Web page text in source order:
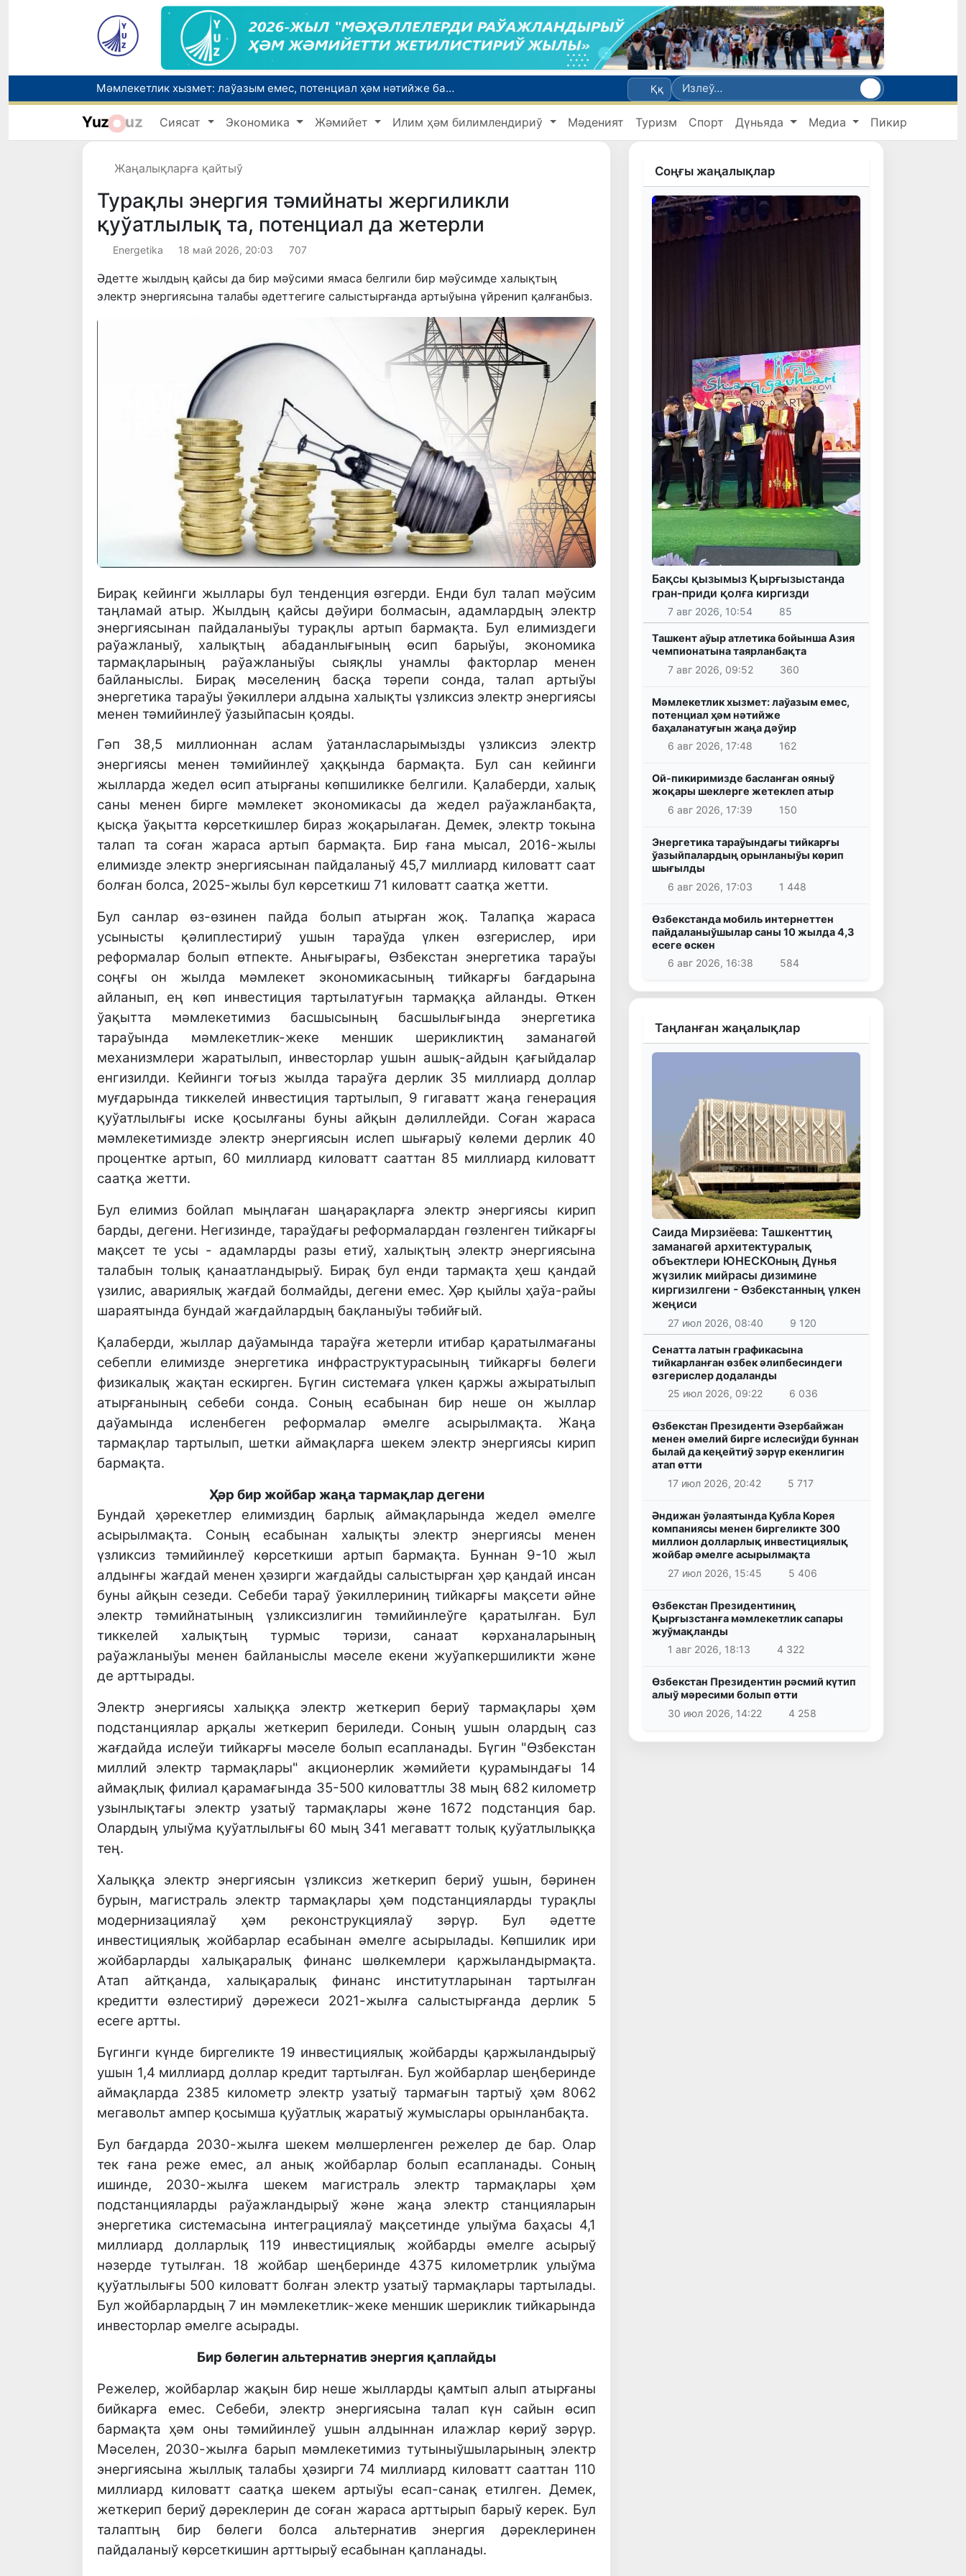
Мәмлекетлик хызмет: лаўазым емес, потенциал ҳәм нәтийже баҳаланатуғын жаңа дәўир
Ой-пикиримизде басланған ояныў жоқары шеклерге жетеклеп атыр
Өзбекстанда мобиль интернеттен пайдаланыўшылар саны 10 жылда 4,3 есеге өскен
Ққ
Yuz uz Сиясат Экономика Жәмийет Илим ҳәм билимлендириў Мәденият Туризм Спорт Дүньяда Медиа Пикир
Жаңалықларға қайтыў
Турақлы энергия тәмийнаты жергиликли
қуўатлылық та, потенциал да жетерли
Energetika 18 май 2026, 20:03 707
Әдетте жылдың қайсы да бир мәўсими ямаса белгили бир мәўсимде халықтың
электр энергиясына талабы әдеттегиге салыстырғанда артыўына үйренип қалғанбыз.
Бирақ кейинги жыллары бул тенденция өзгерди. Енди бул талап мәўсим
таңламай атыр. Жылдың қайсы дәўири болмасын, адамлардың электр
энергиясынан пайдаланыўы турақлы артып бармақта. Бул елимиздеги
раўажланыў, халықтың абаданлығының өсип барыўы, экономика
тармақларының раўажланыўы сыяқлы унамлы факторлар менен
байланыслы. Бирақ мәселениң басқа тәрепи сонда, талап артыўы
энергетика тараўы ўәкиллери алдына халықты үзликсиз электр энергиясы
менен тәмийинлеў ўазыйпасын қояды.
Гәп 38,5 миллионнан аслам ўатанласларымызды үзликсиз электр
энергиясы менен тәмийинлеў ҳаққында бармақта. Бул сан кейинги
жылларда жедел өсип атырғаны көпшиликке белгили. Қалаберди, халық
саны менен бирге мәмлекет экономикасы да жедел раўажланбақта,
қысқа ўақытта көрсеткишлер бираз жоқарылаған. Демек, электр токына
талап та соған жараса артып бармақта. Бир ғана мысал, 2016-жылы
елимизде электр энергиясынан пайдаланыў 45,7 миллиард киловатт саат
болған болса, 2025-жылы бул көрсеткиш 71 киловатт саатқа жетти.
Бул санлар өз-өзинен пайда болып атырған жоқ. Талапқа жараса
усынысты қәлиплестириў ушын тараўда үлкен өзгерислер, ири
реформалар болып өтпекте. Анығырағы, Өзбекстан энергетика тараўы
соңғы он жылда мәмлекет экономикасының тийкарғы бағдарына
айланып, ең көп инвестиция тартылатуғын тармаққа айланды. Өткен
ўақытта мәмлекетимиз басшысының басшылығында энергетика
тараўында мәмлекетлик-жеке меншик шерикликтиң заманагөй
механизмлери жаратылып, инвесторлар ушын ашық-айдын қағыйдалар
енгизилди. Кейинги тоғыз жылда тараўға дерлик 35 миллиард доллар
муғдарында тиккелей инвестиция тартылып, 9 гигаватт жаңа генерация
қуўатлылығы иске қосылғаны буны айқын дәлиллейди. Соған жараса
мәмлекетимизде электр энергиясын ислеп шығарыў көлеми дерлик 40
процентке артып, 60 миллиард киловатт сааттан 85 миллиард киловатт
саатқа жетти.
Бул елимиз бойлап мыңлаған шаңарақларға электр энергиясы кирип
барды, дегени. Негизинде, тараўдағы реформалардан гөзленген тийкарғы
мақсет те усы - адамларды разы етиў, халықтың электр энергиясына
талабын толық қанаатландырыў. Бирақ бул енди тармақта ҳеш қандай
үзилис, авариялық жағдай болмайды, дегени емес. Ҳәр қыйлы ҳаўа-райы
шараятында бундай жағдайлардың бақланыўы тәбийғый.
Қалаберди, жыллар даўамында тараўға жетерли итибар қаратылмағаны
себепли елимизде энергетика инфраструктурасының тийкарғы бөлеги
физикалық жақтан ескирген. Бүгин системаға үлкен қаржы ажыратылып
атырғанының себеби сонда. Соның есабынан бир неше он жыллар
даўамында исленбеген реформалар әмелге асырылмақта. Жаңа
тармақлар тартылып, шетки аймақларға шекем электр энергиясы кирип
бармақта.
Ҳәр бир жойбар жаңа тармақлар дегени
Бундай ҳәрекетлер елимиздиң барлық аймақларында жедел әмелге
асырылмақта. Соның есабынан халықты электр энергиясы менен
үзликсиз тәмийинлеў көрсеткиши артып бармақта. Буннан 9-10 жыл
алдынғы жағдай менен ҳәзирги жағдайды салыстырған ҳәр қандай инсан
буны айқын сезеди. Себеби тараў ўәкиллериниң тийкарғы мақсети әйне
электр тәмийнатының үзликсизлигин тәмийинлеўге қаратылған. Бул
тиккелей халықтың турмыс тәризи, санаат кәрханаларының
раўажланыўы менен байланыслы мәселе екени жуўапкершиликти және
де арттырады.
Электр энергиясы халыққа электр жеткерип бериў тармақлары ҳәм
подстанциялар арқалы жеткерип бериледи. Соның ушын олардың саз
жағдайда ислеўи тийкарғы мәселе болып есапланады. Бүгин "Өзбекстан
миллий электр тармақлары" акционерлик жәмийети қурамындағы 14
аймақлық филиал қарамағында 35-500 киловаттлы 38 мың 682 километр
узынлықтағы электр узатыў тармақлары және 1672 подстанция бар.
Олардың улыўма қуўатлылығы 60 мың 341 мегаватт толық қуўатлылыққа
тең.
Халыққа электр энергиясын үзликсиз жеткерип бериў ушын, бәринен
бурын, магистраль электр тармақлары ҳәм подстанцияларды турақлы
модернизациялаў ҳәм реконструкциялаў зәрүр. Бул әдетте
инвестициялық жойбарлар есабынан әмелге асырылады. Көпшилик ири
жойбарларды халықаралық финанс шөлкемлери қаржыландырмақта.
Атап айтқанда, халықаралық финанс институтларынан тартылған
кредитти өзлестириў дәрежеси 2021-жылға салыстырғанда дерлик 5
есеге артты.
Бүгинги күнде биргеликте 19 инвестициялық жойбарды қаржыландырыў
ушын 1,4 миллиард доллар кредит тартылған. Бул жойбарлар шеңберинде
аймақларда 2385 километр электр узатыў тармағын тартыў ҳәм 8062
мегавольт ампер қосымша қуўатлық жаратыў жумыслары орынланбақта.
Бул бағдарда 2030-жылға шекем мөлшерленген режелер де бар. Олар
тек ғана реже емес, ал анық жойбарлар болып есапланады. Соның
ишинде, 2030-жылға шекем магистраль электр тармақлары ҳәм
подстанцияларды раўажландырыў және жаңа электр станцияларын
энергетика системасына интеграциялаў мақсетинде улыўма баҳасы 4,1
миллиард долларлық 119 инвестициялық жойбарды әмелге асырыў
нәзерде тутылған. 18 жойбар шеңберинде 4375 километрлик улыўма
қуўатлылығы 500 киловатт болған электр узатыў тармақлары тартылады.
Бул жойбарлардың 7 ин мәмлекетлик-жеке меншик шериклик тийкарында
инвесторлар әмелге асырады.
Бир бөлегин альтернатив энергия қаплайды
Режелер, жойбарлар жақын бир неше жылларды қамтып алып атырғаны
бийкарға емес. Себеби, электр энергиясына талап күн сайын өсип
бармақта ҳәм оны тәмийинлеў ушын алдыннан илажлар көриў зәрүр.
Мәселен, 2030-жылға барып мәмлекетимиз тутыныўшыларының электр
энергиясына жыллық талабы ҳәзирги 74 миллиард киловатт сааттан 110
миллиард киловатт саатқа шекем артыўы есап-санақ етилген. Демек,
жеткерип бериў дәреклерин де соған жараса арттырып барыў керек. Бул
талаптың бир бөлеги болса альтернатив энергия дәреклеринен
пайдаланыў көрсеткишин арттырыў есабынан қапланады.
Соңғы жаңалықлар
Бақсы қызымыз Қырғызыстанда
гран-приди қолға киргизди
7 авг 2026, 10:54 85
Ташкент аўыр атлетика бойынша Азия
чемпионатына таярланбақта
7 авг 2026, 09:52
360
Мәмлекетлик хызмет: лаўазым емес,
потенциал ҳәм нәтийже
баҳаланатуғын жаңа дәўир
6 авг 2026, 17:48
162
Ой-пикиримизде басланған ояныў
жоқары шеклерге жетеклеп атыр
6 авг 2026, 17:39
150
Энергетика тараўындағы тийкарғы
ўазыйпалардың орынланыўы көрип
шығылды
6 авг 2026, 17:03
1 448
Өзбекстанда мобиль интернеттен
пайдаланыўшылар саны 10 жылда 4,3
есеге өскен
6 авг 2026, 16:38
584
Таңланған жаңалықлар
Саида Мирзиёева: Ташкенттиң
заманагөй архитектуралық
объектлери ЮНЕСКОның Дүнья
жүзилик мийрасы дизимине
киргизилгени - Өзбекстанның үлкен
жеңиси
27 июл 2026, 08:40 9 120
Сенатта латын графикасына
тийкарланған өзбек әлипбесиндеги
өзгерислер додаланды
25 июл 2026, 09:22
6 036
Өзбекстан Президенти Әзербайжан
менен әмелий бирге ислесиўди буннан
былай да кеңейтиў зәрүр екенлигин
атап өтти
17 июл 2026, 20:42
5 717
Әндижан ўәлаятында Қубла Корея
компаниясы менен биргеликте 300
миллион долларлық инвестициялық
жойбар әмелге асырылмақта
27 июл 2026, 15:45
5 406
Өзбекстан Президентиниң
Қырғызстанға мәмлекетлик сапары
жуўмақланды
1 авг 2026, 18:13
4 322
Өзбекстан Президентин рәсмий күтип
алыў мәресими болып өтти
30 июл 2026, 14:22
4 258